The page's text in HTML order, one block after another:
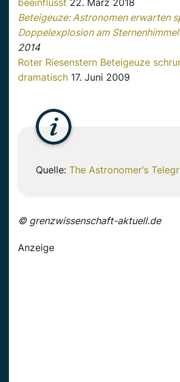
Beteigeuze: Astronomen erwarten
Doppelexplosion am Sternenhimmel
2014
Roter Riesenstern Beteigeuze
dramatisch 17. Juni 2009
Quelle: The Astronomer‘s
© grenzwissenschaft-aktuell.de
Anzeige